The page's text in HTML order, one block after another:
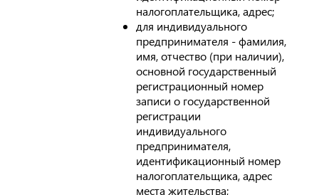
налогоплательщика, адрес;
для индивидуального
предпринимателя - фамилия,
имя, отчество (при наличии),
основной государственный
регистрационный номер
записи о государственной
регистрации
индивидуального
предпринимателя,
идентификационный номер
налогоплательщика, адрес
места жительства;